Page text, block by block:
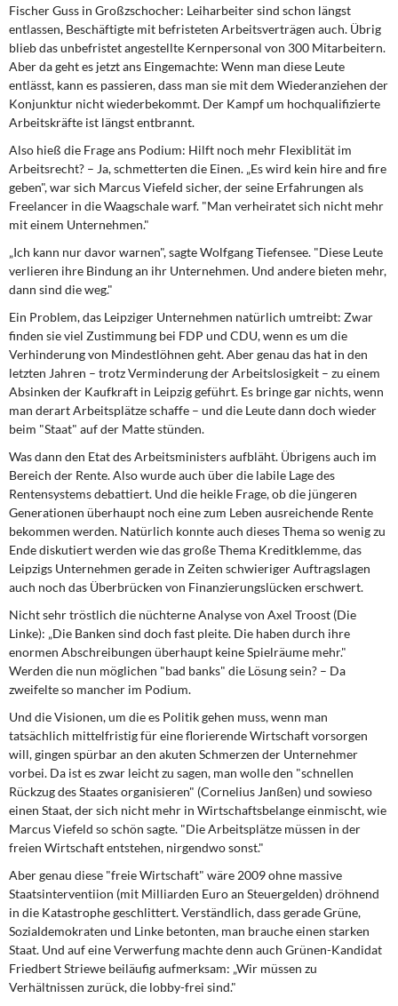
Fischer Guss in Großzschocher: Leiharbeiter sind schon längst
entlassen, Beschäftigte mit befristeten Arbeitsverträgen auch. Übrig
blieb das unbefristet angestellte Kernpersonal von 300 Mitarbeitern.
Aber da geht es jetzt ans Eingemachte: Wenn man diese Leute
entlässt, kann es passieren, dass man sie mit dem Wiederanziehen der
Konjunktur nicht wiederbekommt. Der Kampf um hochqualifizierte
Arbeitskräfte ist längst entbrannt.
Also hieß die Frage ans Podium: Hilft noch mehr Flexiblität im
Arbeitsrecht? – Ja, schmetterten die Einen. „Es wird kein hire and fire
geben", war sich Marcus Viefeld sicher, der seine Erfahrungen als
Freelancer in die Waagschale warf. "Man verheiratet sich nicht mehr
mit einem Unternehmen."
„Ich kann nur davor warnen", sagte Wolfgang Tiefensee. "Diese Leute
verlieren ihre Bindung an ihr Unternehmen. Und andere bieten mehr,
dann sind die weg."
Ein Problem, das Leipziger Unternehmen natürlich umtreibt: Zwar
finden sie viel Zustimmung bei FDP und CDU, wenn es um die
Verhinderung von Mindestlöhnen geht. Aber genau das hat in den
letzten Jahren – trotz Verminderung der Arbeitslosigkeit – zu einem
Absinken der Kaufkraft in Leipzig geführt. Es bringe gar nichts, wenn
man derart Arbeitsplätze schaffe – und die Leute dann doch wieder
beim "Staat" auf der Matte stünden.
Was dann den Etat des Arbeitsministers aufbläht. Übrigens auch im
Bereich der Rente. Also wurde auch über die labile Lage des
Rentensystems debattiert. Und die heikle Frage, ob die jüngeren
Generationen überhaupt noch eine zum Leben ausreichende Rente
bekommen werden. Natürlich konnte auch dieses Thema so wenig zu
Ende diskutiert werden wie das große Thema Kreditklemme, das
Leipzigs Unternehmen gerade in Zeiten schwieriger Auftragslagen
auch noch das Überbrücken von Finanzierungslücken erschwert.
Nicht sehr tröstlich die nüchterne Analyse von Axel Troost (Die
Linke): „Die Banken sind doch fast pleite. Die haben durch ihre
enormen Abschreibungen überhaupt keine Spielräume mehr."
Werden die nun möglichen "bad banks" die Lösung sein? – Da
zweifelte so mancher im Podium.
Und die Visionen, um die es Politik gehen muss, wenn man
tatsächlich mittelfristig für eine florierende Wirtschaft vorsorgen
will, gingen spürbar an den akuten Schmerzen der Unternehmer
vorbei. Da ist es zwar leicht zu sagen, man wolle den "schnellen
Rückzug des Staates organisieren" (Cornelius Janßen) und sowieso
einen Staat, der sich nicht mehr in Wirtschaftsbelange einmischt, wie
Marcus Viefeld so schön sagte. "Die Arbeitsplätze müssen in der
freien Wirtschaft entstehen, nirgendwo sonst."
Aber genau diese "freie Wirtschaft" wäre 2009 ohne massive
Staatsinterventiion (mit Milliarden Euro an Steuergelden) dröhnend
in die Katastrophe geschlittert. Verständlich, dass gerade Grüne,
Sozialdemokraten und Linke betonten, man brauche einen starken
Staat. Und auf eine Verwerfung machte denn auch Grünen-Kandidat
Friedbert Striewe beiläufig aufmerksam: „Wir müssen zu
Verhältnissen zurück, die lobby-frei sind."